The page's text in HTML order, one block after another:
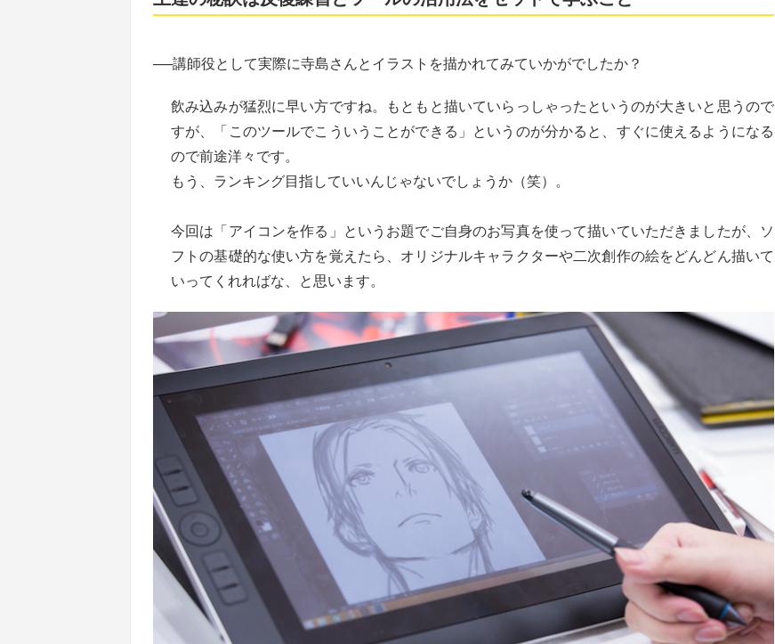
──講師役として実際に寺島さんとイラストを描かれてみていかがでしたか？
飲み込みが猛烈に早い方ですね。もともと描いていらっしゃったというのが大きいと思うので
すが、「このツールでこういうことができる」というのが分かると、すぐに使えるようになる
ので前途洋々です。
もう、ランキング目指していいんじゃないでしょうか（笑）。
今回は「アイコンを作る」というお題でご自身のお写真を使って描いていただきましたが、ソ
フトの基礎的な使い方を覚えたら、オリジナルキャラクターや二次創作の絵をどんどん描いて
いってくれればな、と思います。